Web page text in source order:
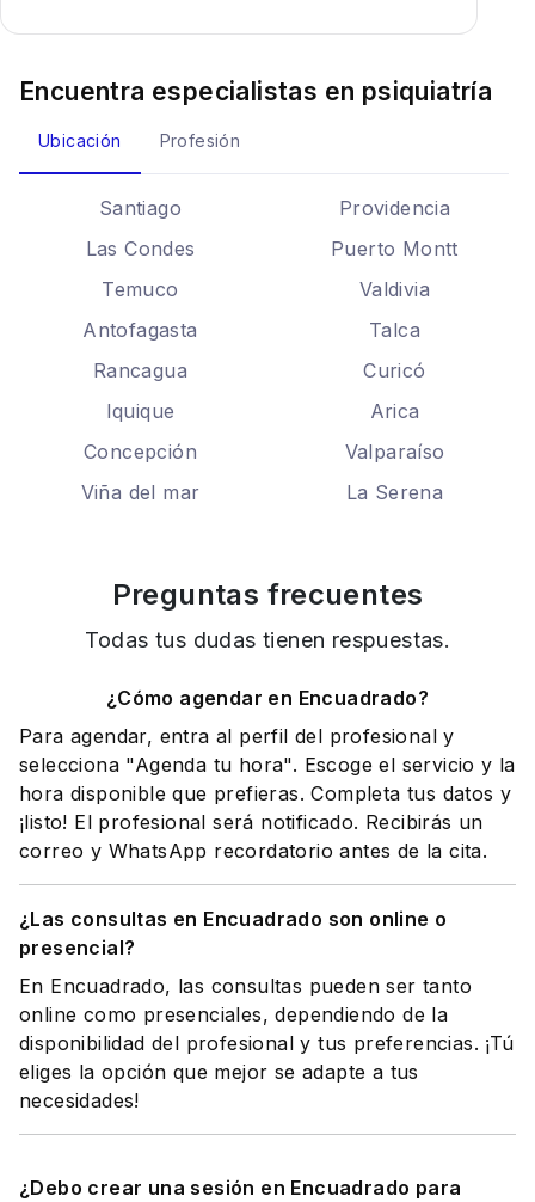
Encuentra especialistas en psiquiatría
Ubicación Profesión
Santiago
Providencia
Las Condes
Puerto Montt
Temuco
Valdivia
Antofagasta
Talca
Rancagua
Curicó
Iquique
Arica
Concepción
Valparaíso
Viña del mar
La Serena
Preguntas frecuentes
Todas tus dudas tienen respuestas.
¿Cómo agendar en Encuadrado?
Para agendar, entra al perfil del profesional y
selecciona "Agenda tu hora". Escoge el servicio y la
hora disponible que prefieras. Completa tus datos y
¡listo! El profesional será notificado. Recibirás un
correo y WhatsApp recordatorio antes de la cita.
¿Las consultas en Encuadrado son online o
presencial?
En Encuadrado, las consultas pueden ser tanto
online como presenciales, dependiendo de la
disponibilidad del profesional y tus preferencias. ¡Tú
eliges la opción que mejor se adapte a tus
necesidades!
¿Debo crear una sesión en Encuadrado para